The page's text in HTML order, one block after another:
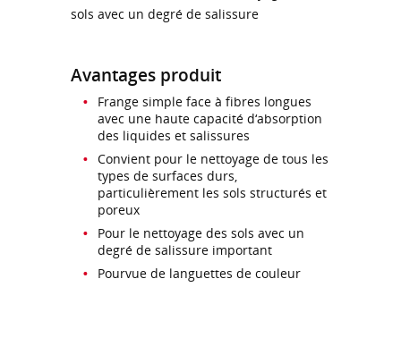
sols avec un degré de salissure
Avantages produit
Frange simple face à fibres longues
avec une haute capacité d‘absorption
des liquides et salissures
Convient pour le nettoyage de tous les
types de surfaces durs,
particulièrement les sols structurés et
poreux
Pour le nettoyage des sols avec un
degré de salissure important
Pourvue de languettes de couleur